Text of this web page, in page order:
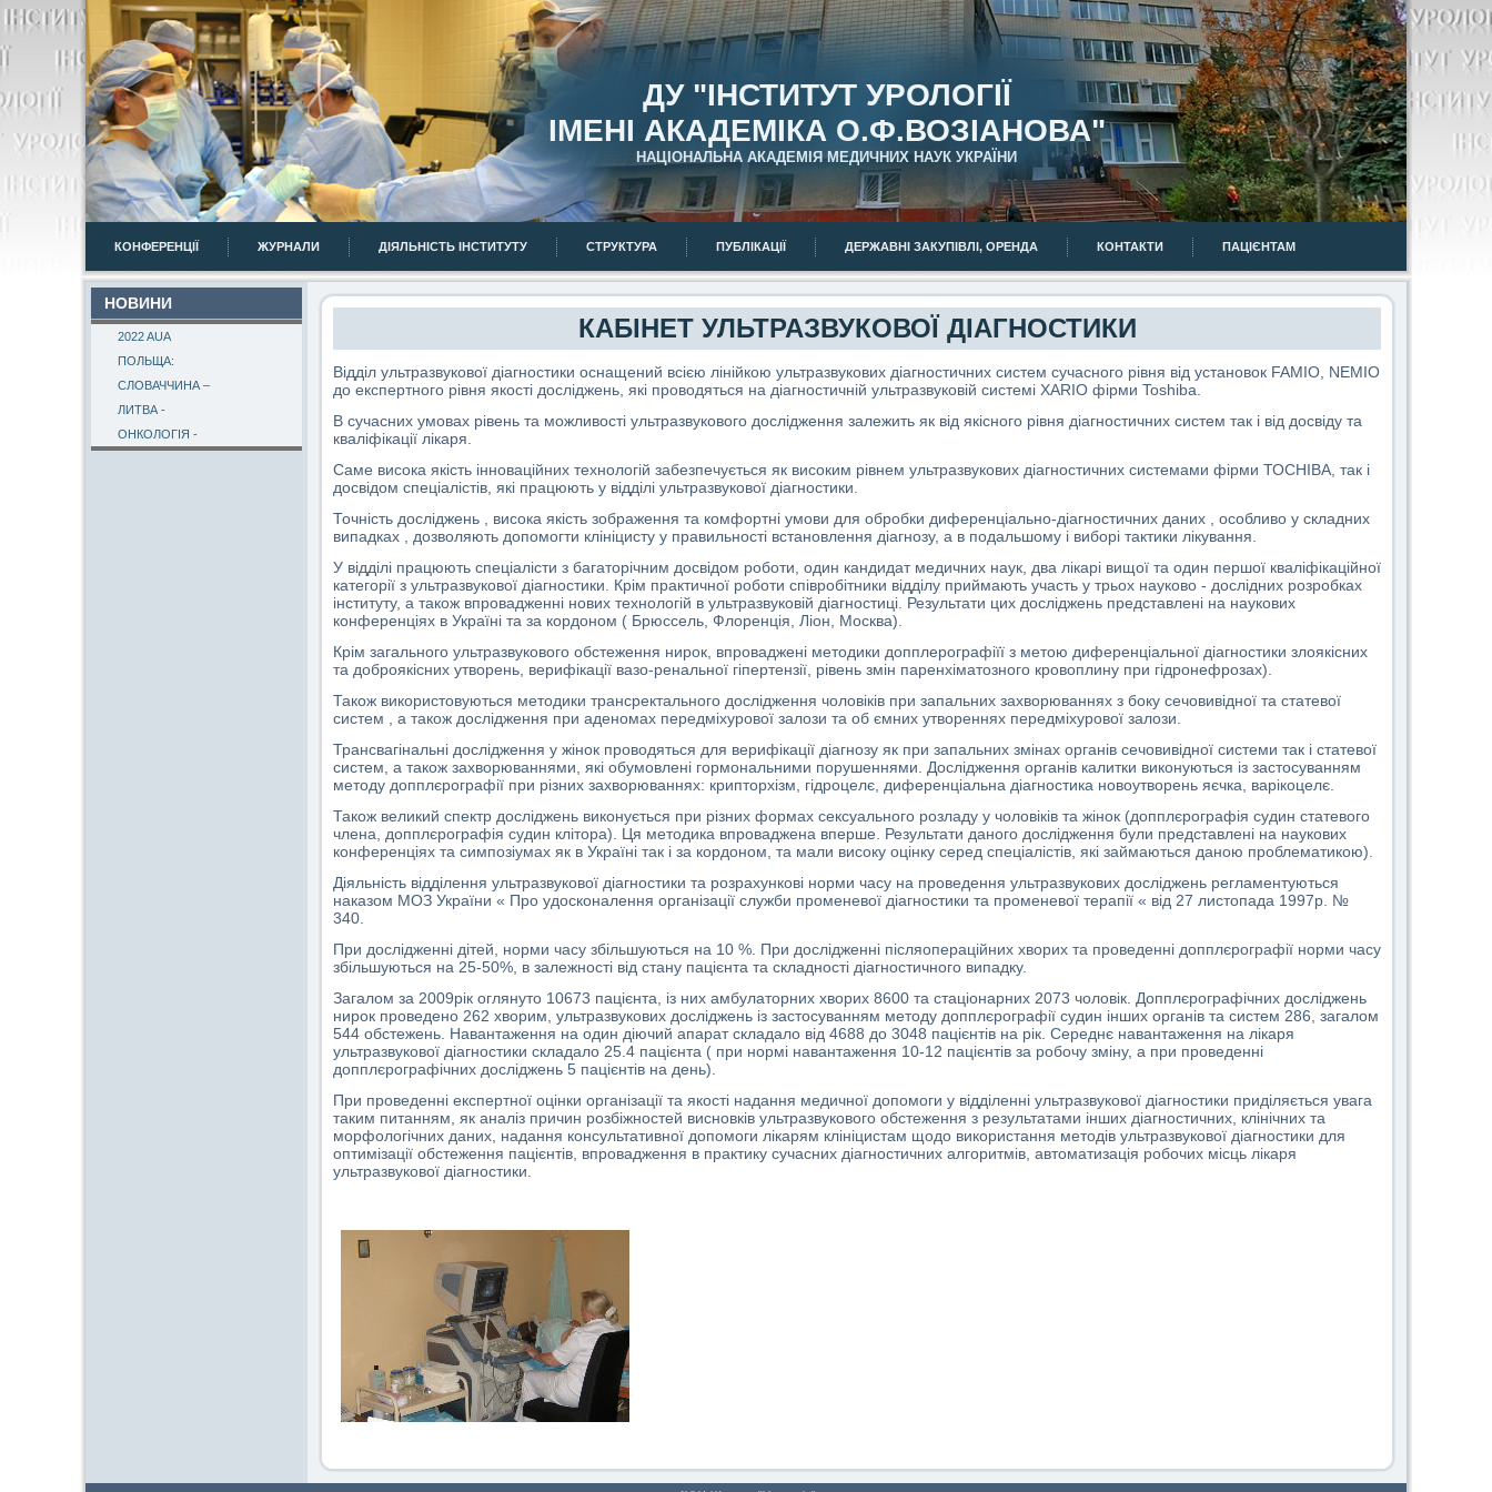
ДУ "ІНСТИТУТ УРОЛОГІЇ
ІМЕНІ АКАДЕМІКА О.Ф.ВОЗІАНОВА"
НАЦІОНАЛЬНА АКАДЕМІЯ МЕДИЧНИХ НАУК УКРАЇНИ
КОНФЕРЕНЦІЇ ЖУРНАЛИ ДІЯЛЬНІСТЬ ІНСТИТУТУ СТРУКТУРА ПУБЛІКАЦІЇ ДЕРЖАВНІ ЗАКУПІВЛІ, ОРЕНДА КОНТАКТИ ПАЦІЄНТАМ
НОВИНИ
2022 AUA
ПОЛЬЩА:
СЛОВАЧЧИНА –
ЛИТВА -
ОНКОЛОГІЯ -
КАБІНЕТ УЛЬТРАЗВУКОВОЇ ДІАГНОСТИКИ
Відділ ультразвукової діагностики оснащений всією лінійкою ультразвукових діагностичних систем сучасного рівня від установок FAMIO , NEMIO
до експертного рівня якості досліджень, які проводяться на діагностичній ультразвуковій системі XARIO фірми Toshiba
В сучасних умовах рівень та можливості ультразвукового дослідження залежить як від якісного рівня діагностичних систем так і від досвіду та
кваліфікації лікаря.
Саме висока якість інноваційних технологій забезпечується як високим рівнем ультразвукових діагностичних системами фірми ТОСНІВА, так і
досвідом спеціалістів, які працюють у відділі ультразвукової діагностики.
Точність досліджень , висока якість зображення та комфортні умови для обробки диференціально-діагностичних даних , особливо у складних
випадках , дозволяють допомогти клініцисту у правильності встановлення діагнозу, а в подальшому і виборі тактики лікування.
У відділі працюють спеціалісти з багаторічним досвідом роботи, один кандидат медичних наук, два лікарі вищої та один першої кваліфікаційної
категорії з ультразвукової діагностики. Крім практичної роботи співробітники відділу приймають участь у трьох науково - дослідних розробках
інституту, а також впровадженні нових технологій в ультразвуковій діагностиці. Результати цих досліджень представлені на наукових
конференціях в Україні та за кордоном ( Брюссель, Флоренція, Ліон, Москва).
Крім загального ультразвукового обстеження нирок, впроваджені методики допплерографіїї з метою диференціальної діагностики злоякісних
та доброякісних утворень, верифікації вазо-ренальної гіпертензії, рівень змін паренхіматозного кровоплину при гідронефрозах).
Також використовуються методики трансректального дослідження чоловіків при запальних захворюваннях з боку сечовивідної та статевої
систем , а також дослідження при аденомах передміхурової залози та об ємних утвореннях передміхурової залози.
Трансвагінальні дослідження у жінок проводяться для верифікації діагнозу як при запальних змінах органів сечовивідної системи так і статевої
систем, а також захворюваннями, які обумовлені гормональними порушеннями. Дослідження органів калитки виконуються із застосуванням
методу допплєрографії при різних захворюваннях: крипторхізм, гідроцелє, диференціальна діагностика новоутворень яєчка, варікоцелє.
Також великий спектр досліджень виконується при різних формах сексуального розладу у чоловіків та жінок (допплєрографія судин статевого
члена, допплєрографія судин клітора)
Ця методика впроваджена вперше. Результати даного дослідження були представлені на наукових
конференціях та симпозіумах як в Україні так і за кордоном, та мали високу оцінку серед спеціалістів, які займаються даною проблематикою).
Діяльність відділення ультразвукової діагностики та розрахункові норми часу на проведення ультразвукових досліджень регламентуються
наказом МОЗ України « Про удосконалення організації служби променевої діагностики та променевої терапії « від 27 листопада 1997р. №
340.
При дослідженні дітей, норми часу збільшуються на 10 %. При дослідженні післяопераційних хворих та проведенні допплєрографії норми часу
збільшуються на 25-50%, в залежності від стану пацієнта та складності діагностичного випадку.
Загалом за 2009рік оглянуто 10673 пацієнта, із них амбулаторних хворих 8600 та стаціонарних 2073 чоловік. Допплєрографічних досліджень
нирок проведено 262 хворим, ультразвукових досліджень із застосуванням методу допплєрографії судин інших органів та систем 286, загалом
544 обстежень. Навантаження на один діючий апарат складало від 4688 до 3048 пацієнтів на рік. Середнє навантаження на лікаря
ультразвукової діагностики складало 25.4 пацієнта ( при нормі навантаження 10-12 пацієнтів за робочу зміну, а при проведенні
допплєрографічних досліджень 5 пацієнтів на день).
При проведенні експертної оцінки організації та якості надання медичної допомоги у відділенні ультразвукової діагностики приділяється увага
таким питанням, як аналіз причин розбіжностей висновків ультразвукового обстеження з результатами інших діагностичних, клінічних та
морфологічних даних, надання консультативної допомоги лікарям клініцистам щодо використання методів ультразвукової діагностики для
оптимізації обстеження пацієнтів, впровадження в практику сучасних діагностичних алгоритмів, автоматизація робочих місць лікаря
ультразвукової діагностики.